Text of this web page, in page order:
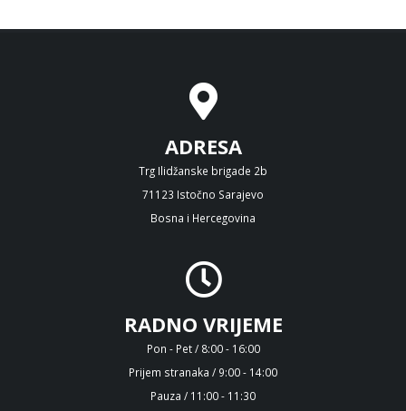
ADRESA
Trg Ilidžanske brigade 2b
71123 Istočno Sarajevo
Bosna i Hercegovina
RADNO VRIJEME
Pon - Pet / 8:00 - 16:00
Prijem stranaka / 9:00 - 14:00
Pauza / 11:00 - 11:30